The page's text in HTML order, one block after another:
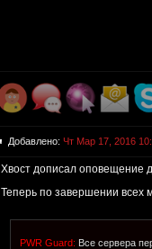
Добавлено: Чт Мар 17, 2016
Хвост дописал оповещение
Теперь по завершении всех
PWR Guard: Все сервера